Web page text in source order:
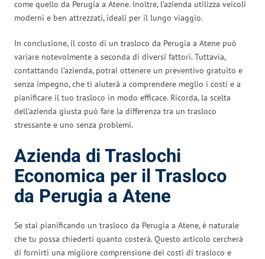
come quello da Perugia a Atene. Inoltre, l’azienda utilizza veicoli
moderni e ben attrezzati, ideali per il lungo viaggio.
In conclusione, il costo di un trasloco da Perugia a Atene può
variare notevolmente a seconda di diversi fattori. Tuttavia,
contattando l’azienda, potrai ottenere un preventivo gratuito e
senza impegno, che ti aiuterà a comprendere meglio i costi e a
pianificare il tuo trasloco in modo efficace. Ricorda, la scelta
dell’azienda giusta può fare la differenza tra un trasloco
stressante e uno senza problemi.
Azienda di Traslochi
Economica per il Trasloco
da Perugia a Atene
Se stai pianificando un trasloco da Perugia a Atene, è naturale
che tu possa chiederti quanto costerà. Questo articolo cercherà
di fornirti una migliore comprensione dei costi di trasloco e